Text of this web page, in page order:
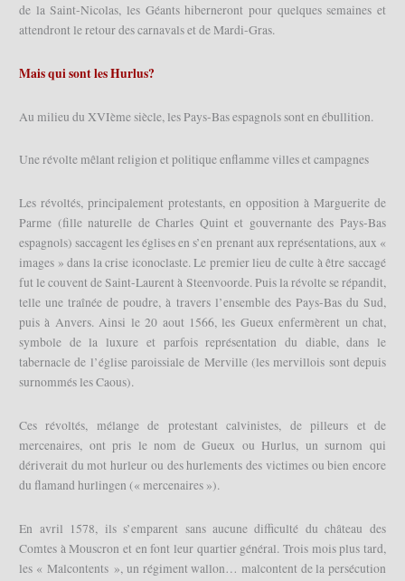
de la Saint-Nicolas, les Géants hiberneront pour quelques semaines et
attendront le retour des carnavals et de Mardi-Gras.
Mais qui sont les Hurlus?
Au milieu du XVIème siècle, les Pays-Bas espagnols sont en ébullition.
Une révolte mêlant religion et politique enflamme villes et campagnes
Les révoltés, principalement protestants, en opposition à Marguerite de
Parme (fille naturelle de Charles Quint et gouvernante des Pays-Bas
espagnols) saccagent les églises en s’en prenant aux représentations, aux «
images » dans la crise iconoclaste. Le premier lieu de culte à être saccagé
fut le couvent de Saint-Laurent à Steenvoorde. Puis la révolte se répandit,
telle une traînée de poudre, à travers l’ensemble des Pays-Bas du Sud,
puis à Anvers. Ainsi le 20 aout 1566, les Gueux enfermèrent un chat,
symbole de la luxure et parfois représentation du diable, dans le
tabernacle de l’église paroissiale de Merville (les mervillois sont depuis
surnommés les Caous).
Ces révoltés, mélange de protestant calvinistes, de pilleurs et de
mercenaires, ont pris le nom de Gueux ou Hurlus, un surnom qui
dériverait du mot hurleur ou des hurlements des victimes ou bien encore
du flamand hurlingen (« mercenaires »).
En avril 1578, ils s’emparent sans aucune difficulté du château des
Comtes à Mouscron et en font leur quartier général. Trois mois plus tard,
les « Malcontents », un régiment wallon… malcontent de la persécution